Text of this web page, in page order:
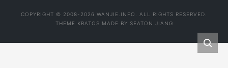
COPYRIGHT © 2008-2026 WANJIE.INFO. ALL RIGHTS RESERVED.
THEME KRATOS MADE BY SEATON JIANG